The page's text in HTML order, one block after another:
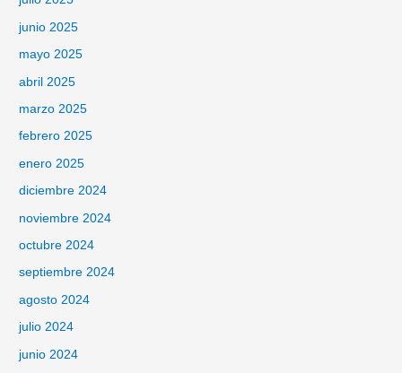
junio 2025
mayo 2025
abril 2025
marzo 2025
febrero 2025
enero 2025
diciembre 2024
noviembre 2024
octubre 2024
septiembre 2024
agosto 2024
julio 2024
junio 2024